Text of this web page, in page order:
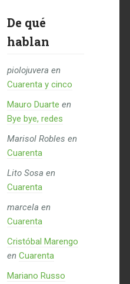
De qué
hablan
piolojuvera en
Cuarenta y cinco
Mauro Duarte en
Bye bye, redes
Marisol Robles en
Cuarenta
Lito Sosa en
Cuarenta
marcela en
Cuarenta
Cristóbal Marengo
en Cuarenta
Mariano Russo